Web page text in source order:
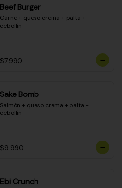
Beef Burger
Carne + queso crema + palta +
cebollín
$7.990
Sake Bomb
Salmón + queso crema + palta +
cebollín
$9.990
Ebi Crunch